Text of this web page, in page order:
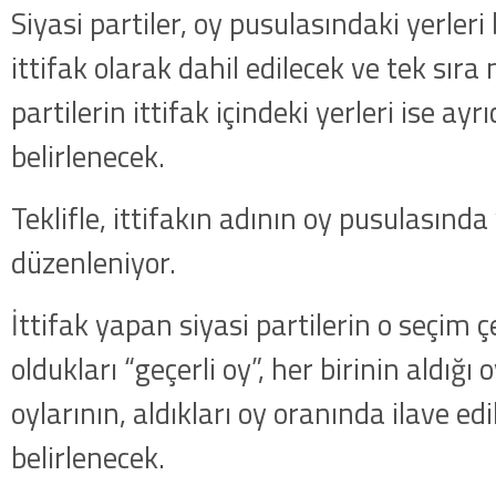
Siyasi partiler, oy pusulasındaki
ittifak olarak dahil edilecek ve tek sıra
partilerin ittifak içindeki yerleri ise
belirlenecek.
Teklifle, ittifakın adının oy
düzenleniyor.
İttifak yapan siyasi partilerin o seçim
oldukları “geçerli oy”, her birinin
oylarının, aldıkları oy oranında ilave
belirlenecek.